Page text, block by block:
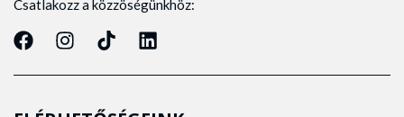
Csatlakozz a közzöségünkhöz: